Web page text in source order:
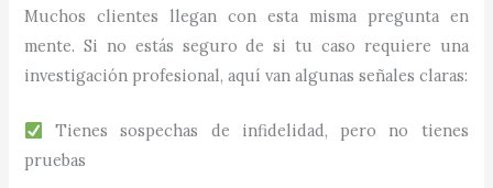
Muchos clientes llegan con esta misma pregunta en
mente. Si no estás seguro de si tu caso requiere una
investigación profesional, aquí van algunas señales claras:
Tienes sospechas de infidelidad, pero no tienes
pruebas